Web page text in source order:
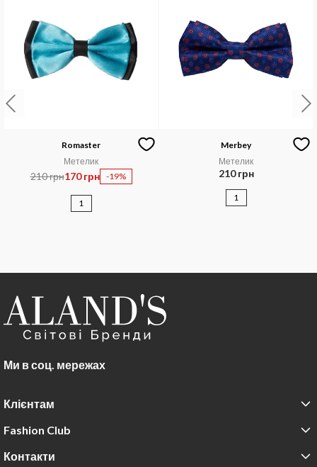
Romaster
Метелик
210 грн170 грн -19%
1
Merbey
Метелик
210 грн
1
Ми в соц. мережах
Клієнтам
Fashion Club
Контакти